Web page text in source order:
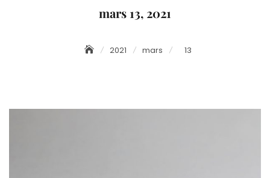
mars 13, 2021
2021 mars 13